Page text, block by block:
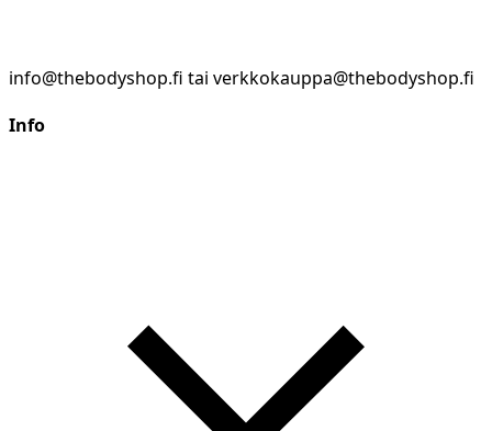
info@thebodyshop.fi tai verkkokauppa@thebodyshop.fi
Info